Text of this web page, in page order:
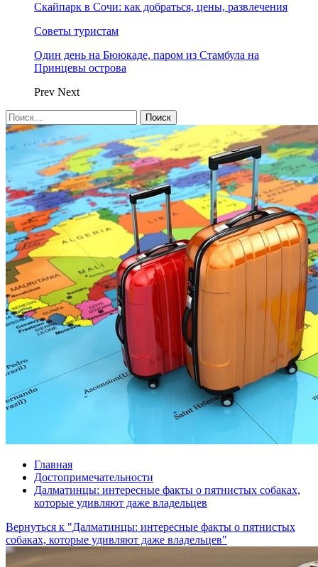
Скайпарк в Сочи: как добраться, цены, развлечения
Советы туристам
Один день на Бююкаде, паром из Стамбула на
Принцевы острова
Prev Next
Главная
Достопримечательности
Далматинцы: интересные факты о пятнистых собаках,
которые удивляют даже владельцев
Вернуться к "Далматинцы: интересные факты о пятнистых
собаках, которые удивляют даже владельцев"